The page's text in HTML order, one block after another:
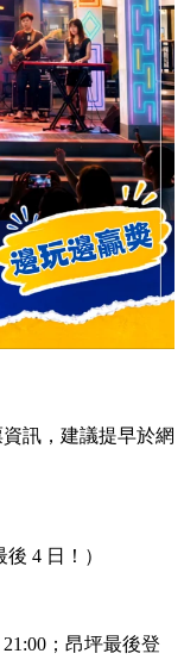
訊，建議提早於網
4 日！）
；昂坪最後登